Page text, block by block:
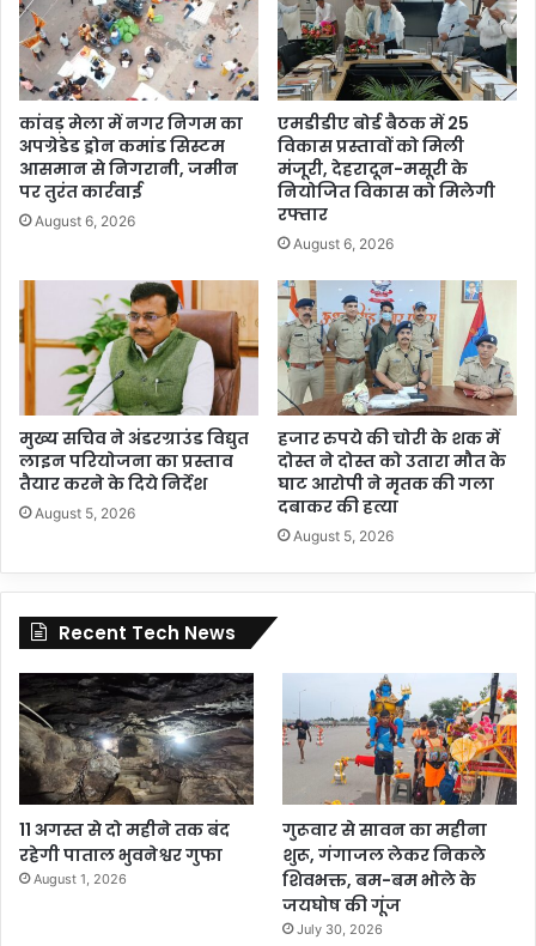
कांवड़ मेला में नगर निगम का
अपग्रेडेड ड्रोन कमांड सिस्टम
आसमान से निगरानी, जमीन
पर तुरंत कार्रवाई
August 6, 2026
एमडीडीए बोर्ड बैठक में 25
विकास प्रस्तावों को मिली
मंजूरी, देहरादून-मसूरी के
नियोजित विकास को मिलेगी
रफ्तार
August 6, 2026
मुख्य सचिव ने अंडरग्राउंड विद्युत
लाइन परियोजना का प्रस्ताव
तैयार करने के दिये निर्देश
August 5, 2026
हजार रुपये की चोरी के शक में
दोस्त ने दोस्त को उतारा मौत के
घाट आरोपी ने मृतक की गला
दबाकर की हत्या
August 5, 2026
Recent Tech News
11 अगस्त से दो महीने तक बंद
रहेगी पाताल भुवनेश्वर गुफा
August 1, 2026
गुरूवार से सावन का महीना
शुरू, गंगाजल लेकर निकले
शिवभक्त, बम-बम भोले के
जयघोष की गूंज
July 30, 2026